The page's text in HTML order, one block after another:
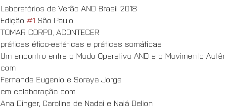
Laboratórios de Verão AND Brasil 2018
Edição #1 São Paulo
TOMAR CORPO, ACONTECER
práticas ético-estéticas e práticas somáticas
Um encontro entre o Modo Operativo AND e o Movimento
com
Fernanda Eugenio e Soraya Jorge
em colaboração com
Ana Dinger, Carolina de Nadai e Naiá Delion